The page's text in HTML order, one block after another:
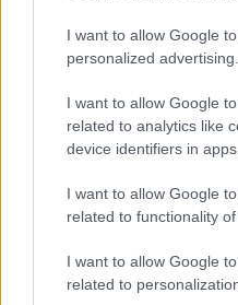
I want to allow Google
personalized advertising.
I want to allow Google
related to analytics like
device identifiers in apps.
I want to allow Google
related to functionality
I want to allow Google
related to
Kocsis Máté: Nem
hőmérsékletet az
A minisztérium közben azt
iskolára külön készítsenek